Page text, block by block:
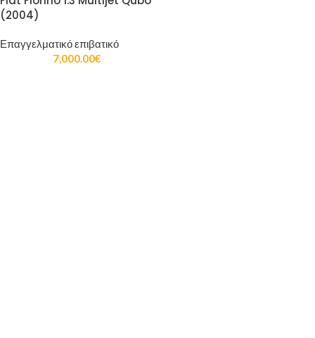
(2004)
Επαγγελματικό επιβατικό
7,000.00€